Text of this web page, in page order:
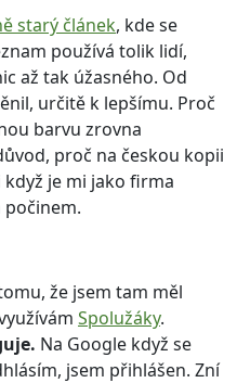
starý článek, kde se
používá tolik lidí,
až tak úžasného. Od
určitě k lepšímu. Proč
barvu zrovna
proč na českou kopii
je mi jako firma
počinem.
že jsem tam měl
Spolužáky.
Na Google když se
jsem přihlášen. Zní